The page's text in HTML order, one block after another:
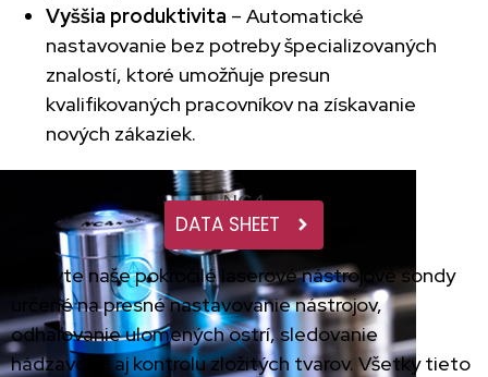
Vyššia produktivita – Automatické
nastavovanie bez potreby špecializovaných
znalostí, ktoré umožňuje presun
kvalifikovaných pracovníkov na získavanie
nových zákaziek.
Objavte naše pokročilé laserové nástrojové sondy
určené na presné nastavovanie nástrojov,
odhaľovanie ulomených ostrí, sledovanie
hádzavosti aj kontrolu zložitých tvarov. Všetky tieto
NC4
DATA SHEET